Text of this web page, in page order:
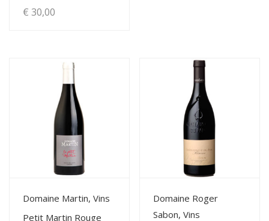
€ 30,00
View Details
Domaine Martin, Vins
Petit Martin Rouge
View Details
Domaine Roger
Sabon, Vins